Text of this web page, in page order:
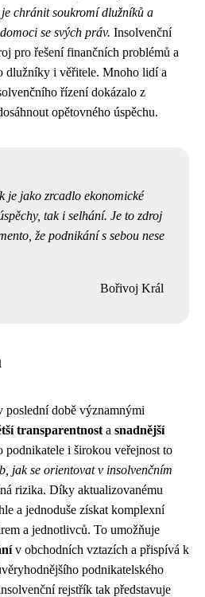
chránit soukromí dlužníků a
se svých práv. Insolvenční
pro řešení finančních problémů a
dlužníky i věřitele. Mnoho lidí a
řízení dokázalo z
opětovného úspěchu.
je jako zrcadlo ekonomické
tak i selhání. Je to zdroj
že podnikání s sebou nese
Bořivoj Král
poslední době významnými
transparentnost a snadnější
podnikatele i širokou veřejnost to
jak se orientovat v insolvenčním
rizika. Díky aktualizovanému
a jednoduše získat komplexní
a jednotlivců. To umožňuje
v obchodních vztazích a přispívá k
podnikatelského
rejstřík tak představuje